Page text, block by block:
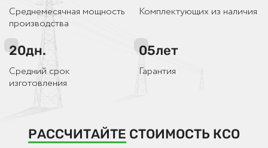
Среднемесячная мощность
производства
Комплектующих из наличия
20дн.
Средний срок
изготовления
05лет
Гарантия
РАССЧИТАЙТЕ СТОИМОСТЬ КСО